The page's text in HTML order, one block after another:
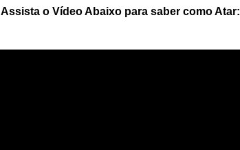
Assista o Vídeo Abaixo para saber como Atar: